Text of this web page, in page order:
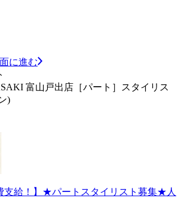
に進む
富山戸出店［パート］スタイリス
)
支給！】★パートスタイリスト募集★人